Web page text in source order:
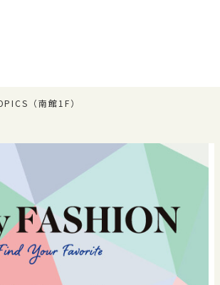
（南館1F）